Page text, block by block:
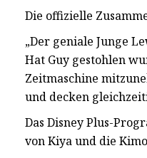
Die offizielle
„Der geniale Junge
Hat Guy gestohlen
Zeitmaschine
und decken
Das Disney Plus-
von Kiya und die